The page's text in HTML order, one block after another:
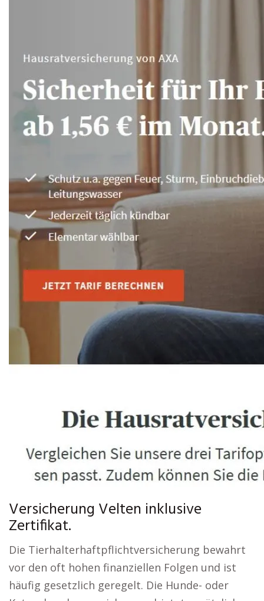
Versicherung Velten inklusive
Zertifikat.
Die Tierhalterhaftpflichtversicherung bewahrt
vor den oft hohen finanziellen Folgen und ist
häufig gesetzlich geregelt. Die Hunde- oder